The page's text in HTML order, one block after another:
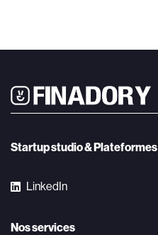
Startup studio &
LinkedIn
Nos services